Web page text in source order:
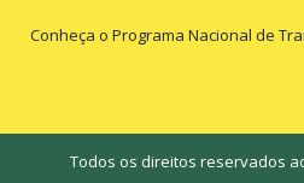
Conheça o Programa Nacional de
Todos os direitos reservados